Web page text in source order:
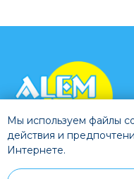
Мы используем файлы
действия и
Интернете.
О компании
Политика